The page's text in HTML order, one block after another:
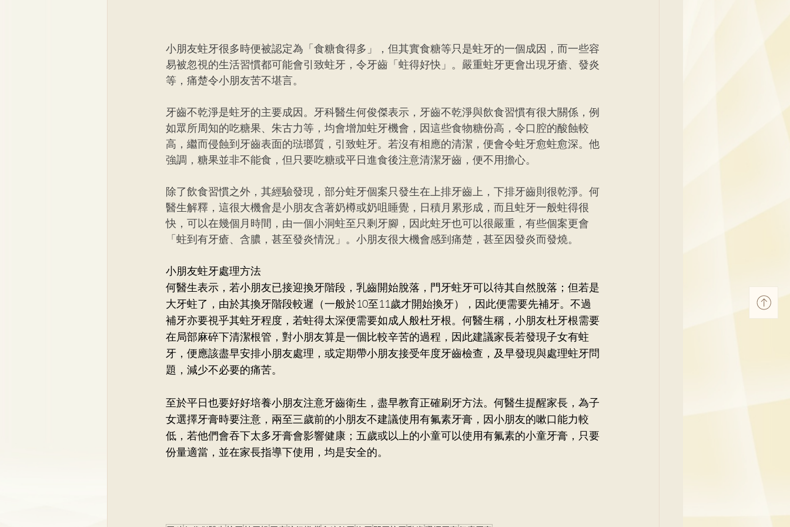
小朋友蛀牙很多時便被認定為「食糖食得多」，但其實食糖等只是蛀牙的一個成因，而一些容
易被忽視的生活習慣都可能會引致蛀牙，令牙齒「蛀得好快」。嚴重蛀牙更會出現牙瘡、發炎
等，痛楚令小朋友苦不堪言。
牙齒不乾淨是蛀牙的主要成因。牙科醫生何俊傑表示，牙齒不乾淨與飲食習慣有很大關係，例
如眾所周知的吃糖果、朱古力等，均會增加蛀牙機會，因這些食物糖份高，令口腔的酸蝕較
高，繼而侵蝕到牙齒表面的琺瑯質，引致蛀牙。若沒有相應的清潔，便會令蛀牙愈蛀愈深。他
強調，糖果並非不能食，但只要吃糖或平日進食後注意清潔牙齒，便不用擔心。
除了飲食習慣之外，其經驗發現，部分蛀牙個案只發生在上排牙齒上，下排牙齒則很乾淨。何
醫生解釋，這很大機會是小朋友含著奶樽或奶咀睡覺，日積月累形成，而且蛀牙一般蛀得很
快，可以在幾個月時間，由一個小洞蛀至只剩牙腳，因此蛀牙也可以很嚴重，有些個案更會
「蛀到有牙瘡、含膿，甚至發炎情況」。小朋友很大機會感到痛楚，甚至因發炎而發燒。
小朋友蛀牙處理方法
何醫生表示，若小朋友已接迎換牙階段，乳齒開始脫落，門牙蛀牙可以待其自然脫落；但若是
大牙蛀了，由於其換牙階段較遲（一般於10至11歲才開始換牙），因此便需要先補牙。不過
補牙亦要視乎其蛀牙程度，若蛀得太深便需要如成人般杜牙根。何醫生稱，小朋友杜牙根需要
在局部麻碎下清潔根管，對小朋友算是一個比較辛苦的過程，因此建議家長若發現子女有蛀
牙，便應該盡早安排小朋友處理，或定期帶小朋友接受年度牙齒檢查，及早發現與處理蛀牙問
題，減少不必要的痛苦。
至於平日也要好好培養小朋友注意牙齒衛生，盡早教育正確刷牙方法。何醫生提醒家長，為子
女選擇牙膏時要注意，兩至三歲前的小朋友不建議使用有氟素牙膏，因小朋友的嗽口能力較
低，若他們會吞下太多牙膏會影響健康；五歲或以上的小童可以使用有氟素的小童牙膏，只要
份量適當，並在家長指導下使用，均是安全的。